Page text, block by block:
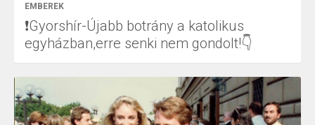
EMBEREK
❗Gyorshír-Újabb botrány a katolikus
egyházban,erre senki nem gondolt!👇